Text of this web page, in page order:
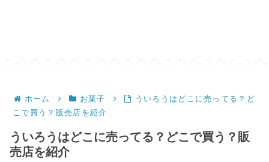
ホーム お菓子
ういろうはどこに売ってる？ど
こで買う？販売店を紹介
ういろうはどこに売ってる？どこで買う？販
売店を紹介